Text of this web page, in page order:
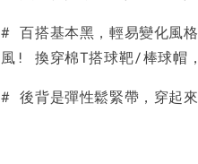
NT$ 450
# 百搭基本黑，輕易變化風
風! 換穿棉T搭球靶/棒球帽
# 後背是彈性鬆緊帶，穿起